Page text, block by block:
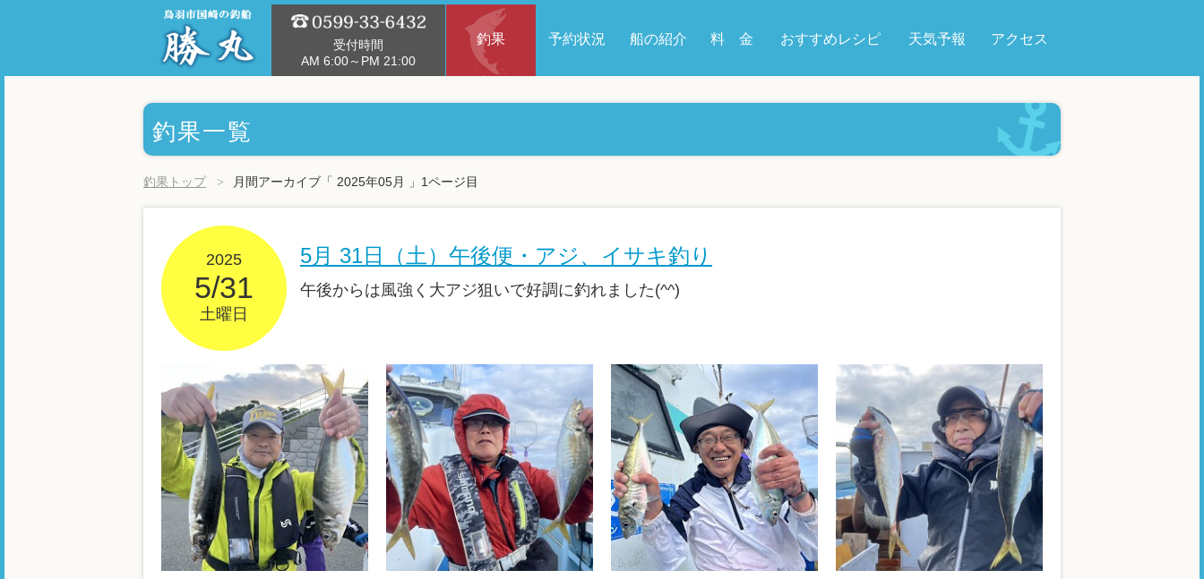
受付時間
AM 6:00～PM 21:00
釣果 予約状況 船の紹介 料 金 おすすめレシピ 天気予報 アクセス
釣果一覧
釣果トップ 月間アーカイブ「 2025年05月 」1ページ目
2025
5/31
土曜日
5月 31日（土）午後便・アジ、イサキ釣り
午後からは風強く大アジ狙いで好調に釣れました(^^)